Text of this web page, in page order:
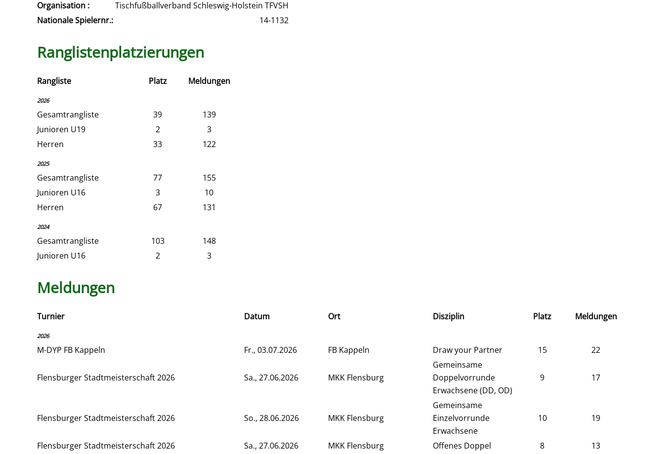
Organisation :
Tischfußballverband Schleswig-Holstein TFVSH
Nationale Spielernr.:
14-1132
Ranglistenplatzierungen
Rangliste Platz Meldungen
2026
Gesamtrangliste 39
139
Junioren U19
2
3
Herren
33 122
2025
Gesamtrangliste 77
155
Junioren U16
3
10
Herren
67 131
2024
Gesamtrangliste 103
148
Junioren U16
2 3
Meldungen
Turnier Datum Ort Disziplin Platz Meldungen
2026
M-DYP FB Kappeln Fr., 03.07.2026 FB Kappeln Draw your Partner 15 22
Flensburger Stadtmeisterschaft 2026 Sa., 27.06.2026 MKK Flensburg
Gemeinsame
Doppelvorrunde
Erwachsene (DD, OD)
9 17
Flensburger Stadtmeisterschaft 2026 So., 28.06.2026 MKK Flensburg
Gemeinsame
Einzelvorrunde
Erwachsene
10 19
Flensburger Stadtmeisterschaft 2026 Sa., 27.06.2026 MKK Flensburg Offenes Doppel 8
13